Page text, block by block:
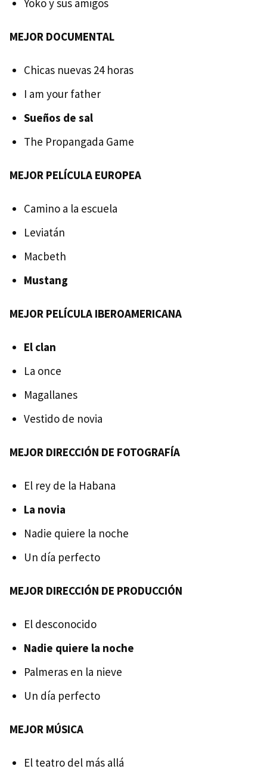
Yoko y sus amigos
MEJOR DOCUMENTAL
Chicas nuevas 24 horas
I am your father
Sueños de sal
The Propangada Game
MEJOR PELÍCULA EUROPEA
Camino a la escuela
Leviatán
Macbeth
Mustang
MEJOR PELÍCULA IBEROAMERICANA
El clan
La once
Magallanes
Vestido de novia
MEJOR DIRECCIÓN DE FOTOGRAFÍA
El rey de la Habana
La novia
Nadie quiere la noche
Un día perfecto
MEJOR DIRECCIÓN DE PRODUCCIÓN
El desconocido
Nadie quiere la noche
Palmeras en la nieve
Un día perfecto
MEJOR MÚSICA
El teatro del más allá